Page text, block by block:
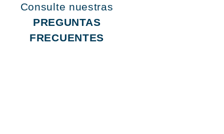
Consulte nuestras
PREGUNTAS
FRECUENTES